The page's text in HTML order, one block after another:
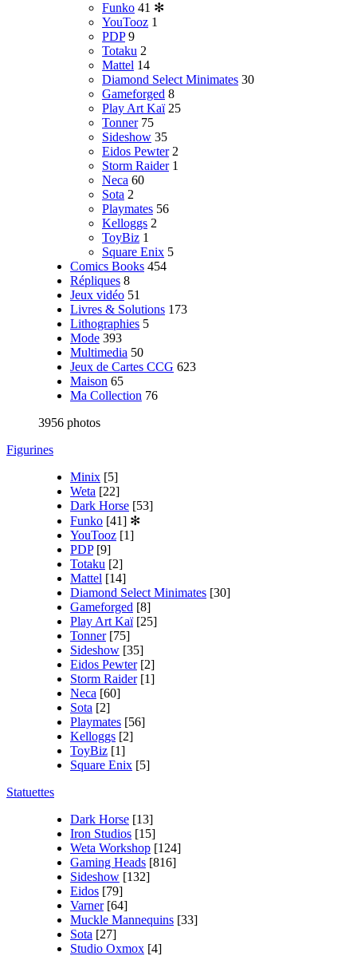
Funko 41 ✻
YouTooz 1
PDP 9
Totaku 2
Mattel 14
Diamond Select Minimates 30
Gameforged 8
Play Art Kaï 25
Tonner 75
Sideshow 35
Eidos Pewter 2
Storm Raider 1
Neca 60
Sota 2
Playmates 56
Kelloggs 2
ToyBiz 1
Square Enix 5
Comics Books 454
Répliques 8
Jeux vidéo 51
Livres & Solutions 173
Lithographies 5
Mode 393
Multimedia 50
Jeux de Cartes CCG 623
Maison 65
Ma Collection 76
3956 photos
Figurines
Minix [5]
Weta [22]
Dark Horse [53]
Funko [41] ✻
YouTooz [1]
PDP [9]
Totaku [2]
Mattel [14]
Diamond Select Minimates [30]
Gameforged [8]
Play Art Kaï [25]
Tonner [75]
Sideshow [35]
Eidos Pewter [2]
Storm Raider [1]
Neca [60]
Sota [2]
Playmates [56]
Kelloggs [2]
ToyBiz [1]
Square Enix [5]
Statuettes
Dark Horse [13]
Iron Studios [15]
Weta Workshop [124]
Gaming Heads [816]
Sideshow [132]
Eidos [79]
Varner [64]
Muckle Mannequins [33]
Sota [27]
Studio Oxmox [4]